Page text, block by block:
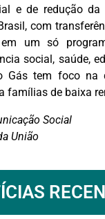
e de redução da
com
um só
social, saúde,
Gás tem foco na
famílias de baixa
Social
União